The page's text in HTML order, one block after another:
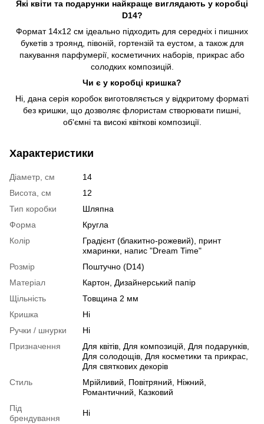
Які квіти та подарунки найкраще виглядають у коробці
D14?
Формат 14х12 см ідеально підходить для середніх і пишних
букетів з троянд, півоній, гортензій та еустом, а також для
пакування парфумерії, косметичних наборів, прикрас або
солодких композицій.
Чи є у коробці кришка?
Ні, дана серія коробок виготовляється у відкритому форматі
без кришки, що дозволяє флористам створювати пишні,
об'ємні та високі квіткові композиції.
Характеристики
Діаметр, см
14
Висота, см
12
Тип коробки
Шляпна
Форма
Кругла
Колір
Градієнт (блакитно-рожевий), принт
хмаринки, напис "Dream Time"
Розмір
Поштучно (D14)
Матеріал
Картон, Дизайнерський папір
Щільність
Товщина 2 мм
Кришка
Ні
Ручки / шнурки
Ні
Призначення
Для квітів, Для композицій, Для подарунків,
Для солодощів, Для косметики та прикрас,
Для святкових декорів
Стиль
Мрійливий, Повітряний, Ніжний,
Романтичний, Казковий
Під
брендування
Ні